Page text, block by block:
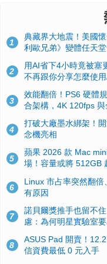
1
典藏界大地震！美國
利歐兄弟》變體任天
2
用AI省下4小時竟被塞
不再跟你分享怎麼使
3
效能翻倍！PS6 硬體
合架構，4K 120fps
4
打破大廠墨水綁架！
念機亮相
5
蘋果 2026 款 Mac
場！容量或將 512GB
6
Linux 市占率突然翻
有原因
7
諾貝爾獎推手也留不
慮：為何明星實驗室
8
ASUS Pad 開賣！
信資費最低 0 元入手